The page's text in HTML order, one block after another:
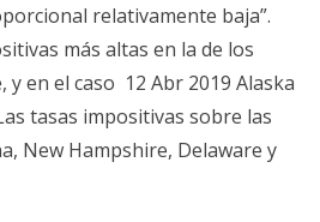
relativamente baja”.
más altas en la de los
en el caso 12 Abr 2019 Alaska
tasas impositivas sobre las
New Hampshire, Delaware y